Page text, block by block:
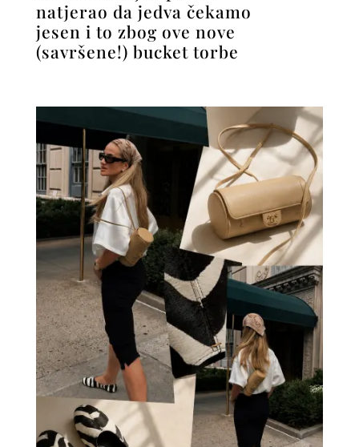
natjerao da jedva čekamo
jesen i to zbog ove nove
(savršene!) bucket torbe